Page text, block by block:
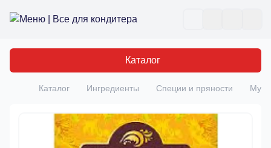
Все для кондитера
Каталог
Главная
Каталог Ингредиенты Специи и пряности